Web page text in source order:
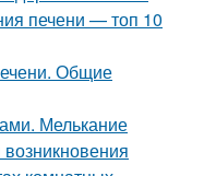
печени — топ 10
Общие
Мелькание